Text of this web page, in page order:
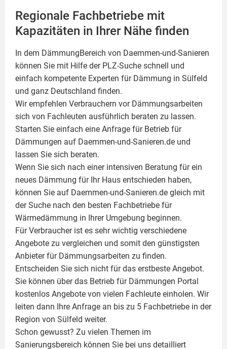
Regionale Fachbetriebe mit
Kapazitäten in Ihrer Nähe finden
In dem DämmungBereich von Daemmen-und-Sanieren
können Sie mit Hilfe der PLZ-Suche schnell und
einfach kompetente Experten für Dämmung in Sülfeld
und ganz Deutschland finden.
Wir empfehlen Verbrauchern vor Dämmungsarbeiten
sich von Fachleuten ausführlich beraten zu lassen.
Starten Sie einfach eine Anfrage für Betrieb für
Dämmungen auf Daemmen-und-Sanieren.de und
lassen Sie sich beraten.
Wenn Sie sich nach einer intensiven Beratung für ein
neues Dämmung für Ihr Haus entschieden haben,
können Sie auf Daemmen-und-Sanieren.de gleich mit
der Suche nach den besten Fachbetriebe für
Wärmedämmung in Ihrer Umgebung beginnen.
Für Verbraucher ist es sehr wichtig verschiedene
Angebote zu vergleichen und somit den günstigsten
Anbieter für Dämmungsarbeiten zu finden.
Entscheiden Sie sich nicht für das erstbeste Angebot.
Sie können über das Betrieb für Dämmungen Portal
kostenlos Angebote von vielen Fachleute einholen. Wir
leiten dann Ihre Anfrage an bis zu 5 Fachbetriebe in der
Region von Sülfeld weiter.
Schon gewusst? Zu vielen Themen im
Sanierungsbereich können Sie bei uns detailliert